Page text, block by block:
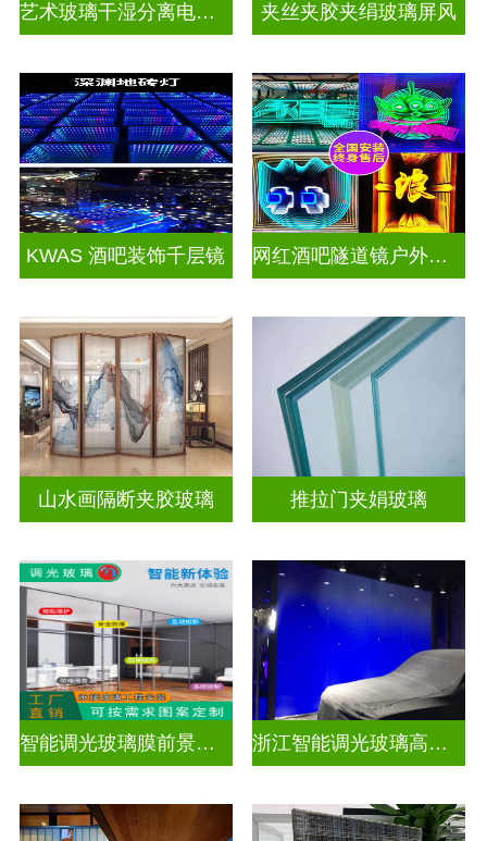
艺术玻璃干湿分离电视玻璃背景墙 夹丝夹胶夹绢玻璃屏风
KWAS 酒吧装饰千层镜 网红酒吧隧道镜户外门头招牌千层镜深渊镜
山水画隔断夹胶玻璃 推拉门夹娟玻璃
智能调光玻璃膜前景如何 浙江智能调光玻璃高隔间拆装